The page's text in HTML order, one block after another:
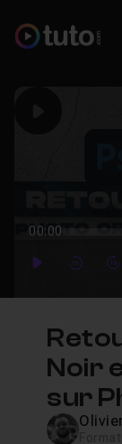
00:00
Play
Noir
sur